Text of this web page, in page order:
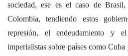
sociedad, ese es el caso de
Colombia, tendiendo estos
represión, el endeudamiento y
imperialistas sobre países como